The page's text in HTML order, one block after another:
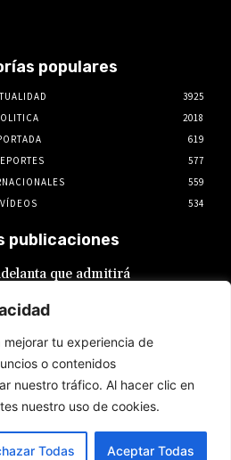
tu experiencia de
o contenidos
nuestro tráfico. Al hacer clic en
nuestro uso de cookies.
Todas Aceptar Todas
populares
3925
2018
619
577
559
VÍDEOS
534
publicaciones
que admitirá
encubiertas”
‘maquilla’
mínimo